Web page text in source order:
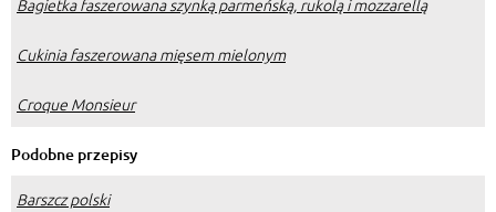
Bagietka faszerowana szynką parmeńską, rukolą i mozzarellą
Cukinia faszerowana mięsem mielonym
Croque Monsieur
Podobne przepisy
Barszcz polski